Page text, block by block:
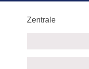
Zentrale